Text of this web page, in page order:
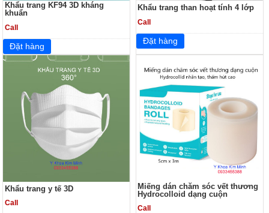
Khẩu trang KF94 3D kháng
khuẩn
Call
Khẩu trang than hoạt tính 4 lớp
Call
Khẩu trang y tế 3D
Call
Miếng dán chăm sóc vết thương
Hydrocolloid dạng cuộn
Call